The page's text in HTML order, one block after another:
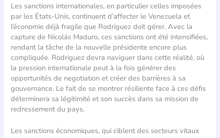
Les sanctions internationales, en particulier celles imposées
par les États-Unis, continuent d’affecter le Venezuela et
l’économie déjà fragile que Rodriguez doit gérer. Avec la
capture de Nicolás Maduro, ces sanctions ont été intensifiées,
rendant la tâche de la nouvelle présidente encore plus
compliquée. Rodriguez devra naviguer dans cette réalité, où
la pression internationale peut à la fois générer des
opportunités de negotiation et créer des barrières à sa
gouvernance. Le fait de se montrer résiliente face à ces défis
déterminera sa légitimité et son succès dans sa mission de
redressement du pays.
Les sanctions économiques, qui ciblent des secteurs vitaux